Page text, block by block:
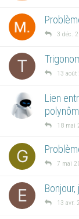
3 déc.
T 13 août
Lien
18 mai
G 7 mai
E 13 avr.